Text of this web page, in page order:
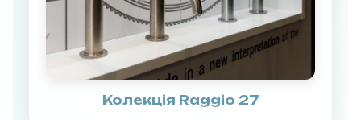
Колекція Raggio 27